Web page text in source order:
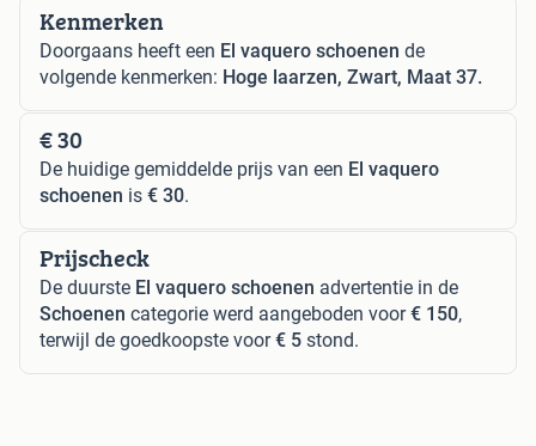
Kenmerken
Doorgaans heeft een El vaquero schoenen de
volgende kenmerken: Hoge laarzen, Zwart, Maat 37.
€ 30
De huidige gemiddelde prijs van een El vaquero
schoenen is € 30.
Prijscheck
De duurste El vaquero schoenen advertentie in de
Schoenen categorie werd aangeboden voor€ 150,
terwijl de goedkoopste voor€ 5 stond.